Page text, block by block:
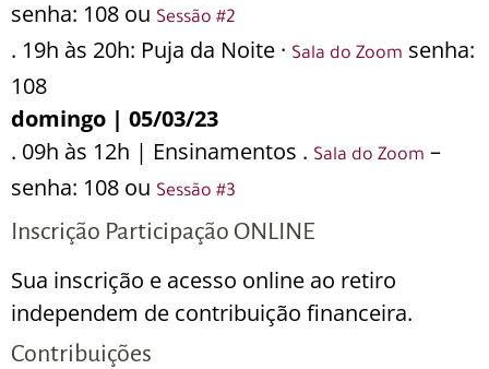
senha: 108 ou Sessão #2
. 19h às 20h: Puja da Noite · Sala do Zoom senha:
108
domingo | 05/03/23
. 09h às 12h | Ensinamentos . Sala do Zoom –
senha: 108 ou Sessão #3
Inscrição Participação ONLINE
Sua inscrição e acesso online ao retiro
independem de contribuição financeira.
Contribuições